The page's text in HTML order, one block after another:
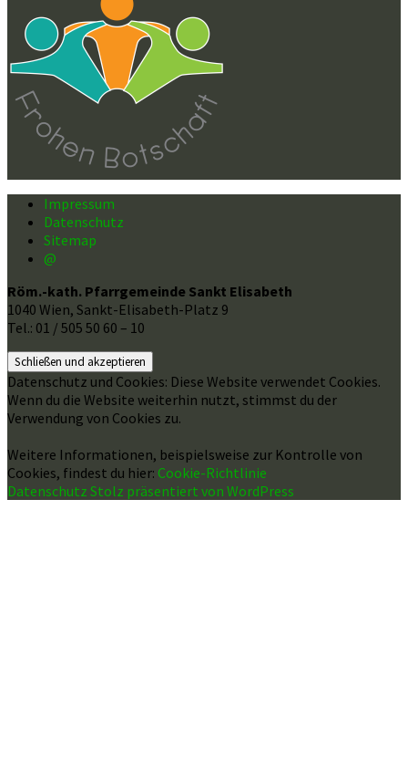
Impressum
Datenschutz
Sitemap
@
Röm.-kath. Pfarrgemeinde Sankt Elisabeth
1040 Wien, Sankt-Elisabeth-Platz 9
Tel.: 01 / 505 50 60 – 10
Datenschutz und Cookies: Diese Website verwendet Cookies.
Wenn du die Website weiterhin nutzt, stimmst du der
Verwendung von Cookies zu.
Weitere Informationen, beispielsweise zur Kontrolle von
Cookies, findest du hier: Cookie-Richtlinie
Datenschutz Stolz präsentiert von WordPress